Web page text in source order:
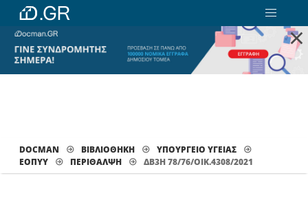
×
DOCMAN ΒΙΒΛΙΟΘΗΚΗ
ΥΠΟΥΡΓΕΙΟ ΥΓΕΙΑΣ
ΕΟΠΥΥ
ΠΕΡΊΘΑΛΨΗ ΔΒ3Η 78/76/ΟΙΚ.4308/2021